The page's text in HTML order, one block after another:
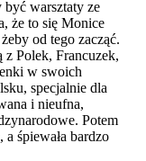
być warsztaty ze
że to się Monice
od tego zacząć.
z Polek, Francuzek,
w swoich
specjalnie dla
i nieufna,
Potem
śpiewała bardzo